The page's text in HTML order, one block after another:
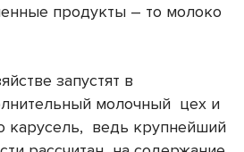
продукты – то молоко
запустят в
молочный цех и
ведь крупнейший